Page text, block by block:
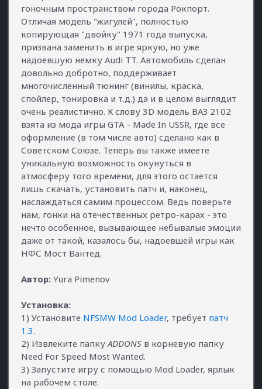
гоночным пространством города Рокпорт.
Отличая модель "жигулей", полностью
копирующая "двойку" 1971 года выпуска,
призвана заменить в игре яркую, но уже
надоевшую немку Audi TT. Автомобиль сделан
довольно добротно, поддерживает
многочисленный тюнинг (винилы, краска,
спойлер, тонировка и т.д.) да и в целом выглядит
очень реалистично. К слову 3D модель ВАЗ 2102
взята из мода игры GTA - Made In USSR, где все
оформление (в том числе авто) сделано как в
Советском Союзе. Теперь вы также имеете
уникальную возможность окунуться в
атмосферу того времени, для этого остается
лишь скачать, установить патч и, наконец,
наслаждаться самим процессом. Ведь поверьте
нам, гонки на отечественных ретро-карах - это
нечто особенное, вызывающее небывалые эмоции
даже от такой, казалось бы, надоевшей игры как
НФС Мост Вантед.
Автор: Yura Pimenov
Установка:
1) Установите NFSMW Mod Loader, требует патч
1.3.
2) Извлеките папкуADDONS в корневую папку
Need For Speed Most Wanted.
3) Запустите игру с помощью Mod Loader, ярлык
на рабочем столе.